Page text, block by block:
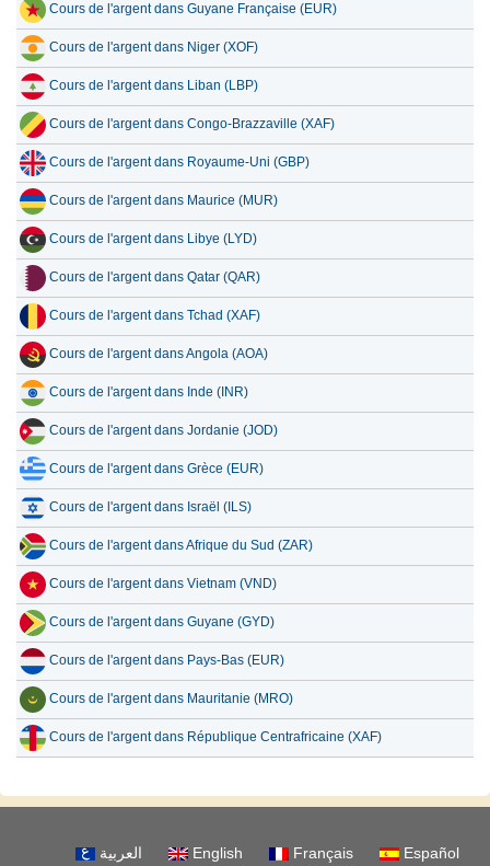
Cours de l'argent dans Guyane Française (EUR)
Cours de l'argent dans Niger (XOF)
Cours de l'argent dans Liban (LBP)
Cours de l'argent dans Congo-Brazzaville (XAF)
Cours de l'argent dans Royaume-Uni (GBP)
Cours de l'argent dans Maurice (MUR)
Cours de l'argent dans Libye (LYD)
Cours de l'argent dans Qatar (QAR)
Cours de l'argent dans Tchad (XAF)
Cours de l'argent dans Angola (AOA)
Cours de l'argent dans Inde (INR)
Cours de l'argent dans Jordanie (JOD)
Cours de l'argent dans Grèce (EUR)
Cours de l'argent dans Israël (ILS)
Cours de l'argent dans Afrique du Sud (ZAR)
Cours de l'argent dans Vietnam (VND)
Cours de l'argent dans Guyane (GYD)
Cours de l'argent dans Pays-Bas (EUR)
Cours de l'argent dans Mauritanie (MRO)
Cours de l'argent dans République Centrafricaine (XAF)
العربية English Français Español